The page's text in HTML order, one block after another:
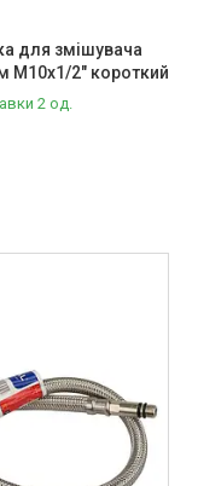
для змішувача
M10x1/2" короткий
2 од.